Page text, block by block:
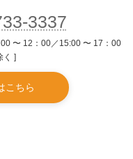
3337
〜 12：00／15:00 〜 17：00
く ]
こちら